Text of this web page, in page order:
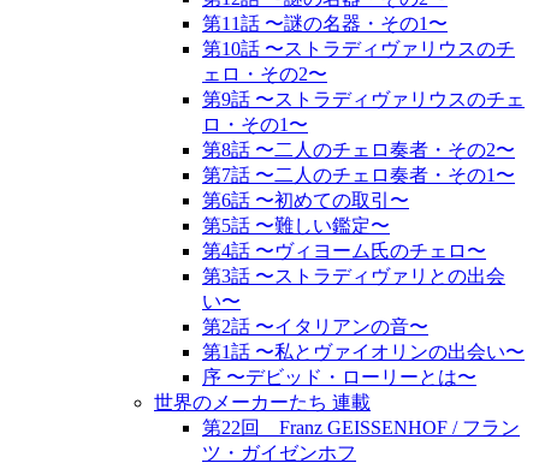
第11話 〜謎の名器・その1〜
第10話 〜ストラディヴァリウスのチ
ェロ・その2〜
第9話 〜ストラディヴァリウスのチェ
ロ・その1〜
第8話 〜二人のチェロ奏者・その2〜
第7話 〜二人のチェロ奏者・その1〜
第6話 〜初めての取引〜
第5話 〜難しい鑑定〜
第4話 〜ヴィヨーム氏のチェロ〜
第3話 〜ストラディヴァリとの出会
い〜
第2話 〜イタリアンの音〜
第1話 〜私とヴァイオリンの出会い〜
序 〜デビッド・ローリーとは〜
世界のメーカーたち 連載
第22回 Franz GEISSENHOF / フラン
ツ・ガイゼンホフ